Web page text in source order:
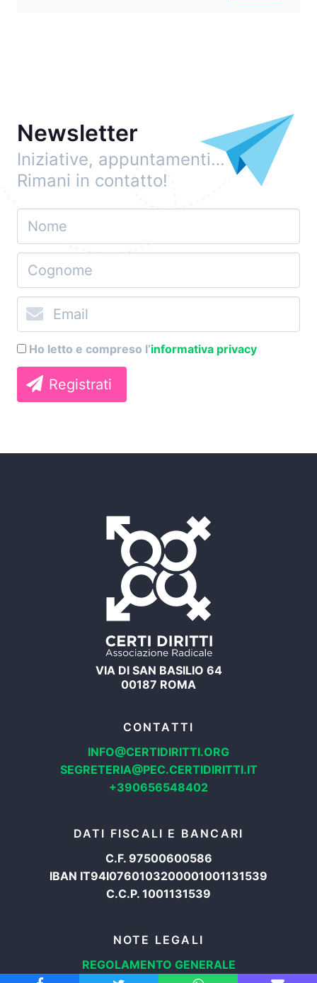
Newsletter
Iniziative, appuntamenti…
Rimani in contatto!
Ho letto e compreso l’informativa privacy
Registrati
VIA DI SAN BASILIO 64
00187 ROMA
CONTATTI
INFO@CERTIDIRITTI.ORG
SEGRETERIA@PEC.CERTIDIRITTI.IT
+390656548402
DATI FISCALI E BANCARI
C.F. 97500600586
IBAN IT94I0760103200001001131539
C.C.P. 1001131539
NOTE LEGALI
REGOLAMENTO GENERALE